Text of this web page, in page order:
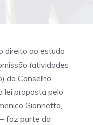
direito ao estudo
(atividades
do Conselho
lei proposta pelo
Giannetta,
faz parte da